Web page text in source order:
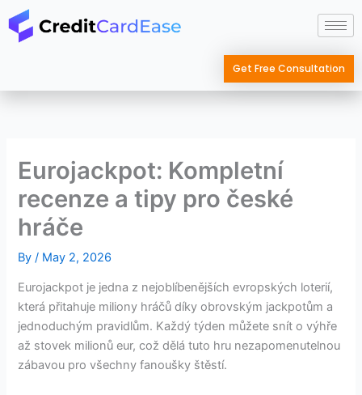
Skip
to
content
Get Free Consultation
Eurojackpot: Kompletní
recenze a tipy pro české
hráče
By/ May 2, 2026
Eurojackpot je jedna z nejoblíbenějších evropských loterií,
která přitahuje miliony hráčů díky obrovským jackpotům a
jednoduchým pravidlům. Každý týden můžete snít o výhře
až stovek milionů eur, což dělá tuto hru nezapomenutelnou
zábavou pro všechny fanoušky štěstí.